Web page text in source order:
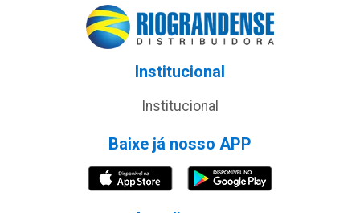
Institucional
Institucional
Baixe já nosso APP